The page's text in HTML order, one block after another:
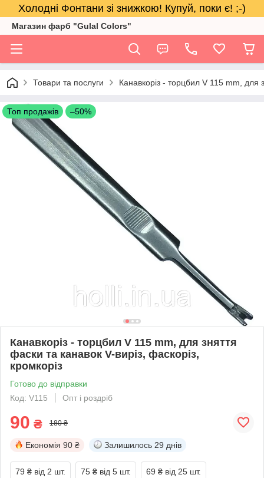
Холодні Фонтани зі знижкою! Купуй, поки є! ;-)
Магазин фарб "Gulal Colors"
Товари та послуги Канавкоріз - торцбил V 115 mm, для
Топ продажів –50%
Канавкоріз - торцбил V 115 mm, для зняття
фаски та канавок V-виріз, фаскоріз,
кромкоріз
Готово до відправки
Код: V115
Опт і роздріб
90 ₴ 180 ₴
Економія 90 ₴ Залишилось 29 днів
79 ₴ від 2 шт. 75 ₴ від 5 шт. 69 ₴ від 25 шт.